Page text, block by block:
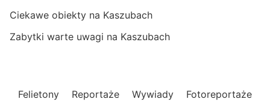
Ciekawe obiekty na Kaszubach
Zabytki warte uwagi na Kaszubach
Felietony Reportaże Wywiady Fotoreportaże